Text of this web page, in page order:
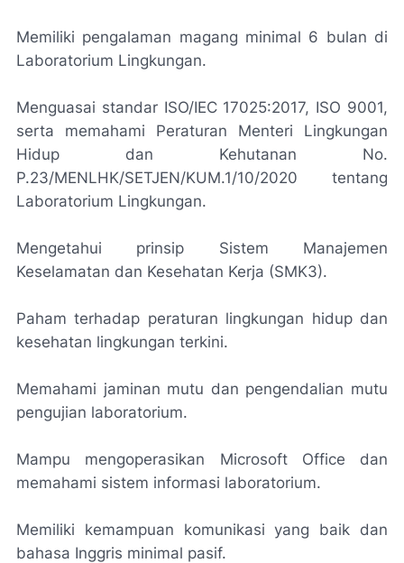
Memiliki pengalaman magang minimal 6 bulan di
Laboratorium Lingkungan.
Menguasai standar ISO/IEC 17025:2017, ISO 9001,
serta memahami Peraturan Menteri Lingkungan
Hidup dan Kehutanan No.
P.23/MENLHK/SETJEN/KUM.1/10/2020 tentang
Laboratorium Lingkungan.
Mengetahui prinsip Sistem Manajemen
Keselamatan dan Kesehatan Kerja (SMK3).
Paham terhadap peraturan lingkungan hidup dan
kesehatan lingkungan terkini.
Memahami jaminan mutu dan pengendalian mutu
pengujian laboratorium.
Mampu mengoperasikan Microsoft Office dan
memahami sistem informasi laboratorium.
Memiliki kemampuan komunikasi yang baik dan
bahasa Inggris minimal pasif.